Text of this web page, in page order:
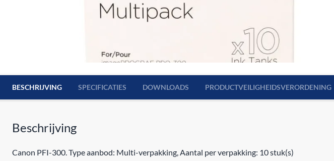
BESCHRIJVING SPECIFICATIES DOWNLOADS PRODUCTVEILIGHEIDSVERORDENING
Beschrijving
Canon PFI-300. Type aanbod: Multi-verpakking, Aantal per verpakking: 10 stuk(s)